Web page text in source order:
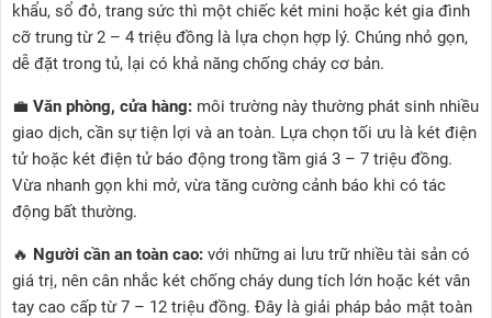
khẩu, sổ đỏ, trang sức thì một chiếc két mini hoặc két gia đình
cỡ trung từ 2 – 4 triệu đồng là lựa chọn hợp lý. Chúng nhỏ gọn,
dễ đặt trong tủ, lại có khả năng chống cháy cơ bản.
💼 Văn phòng, cửa hàng: môi trường này thường phát sinh nhiều
giao dịch, cần sự tiện lợi và an toàn. Lựa chọn tối ưu là két điện
tử hoặc két điện tử báo động trong tầm giá 3 – 7 triệu đồng.
Vừa nhanh gọn khi mở, vừa tăng cường cảnh báo khi có tác
động bất thường.
🔥 Người cần an toàn cao: với những ai lưu trữ nhiều tài sản có
giá trị, nên cân nhắc két chống cháy dung tích lớn hoặc két vân
tay cao cấp từ 7 – 12 triệu đồng. Đây là giải pháp bảo mật toàn